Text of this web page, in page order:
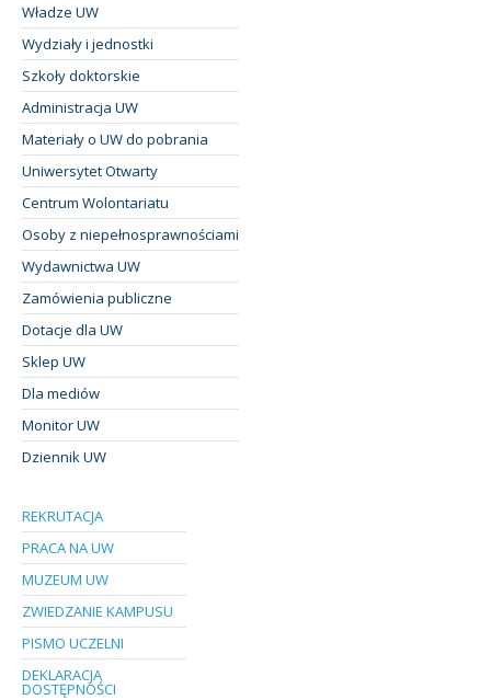
Władze UW
Wydziały i jednostki
Szkoły doktorskie
Administracja UW
Materiały o UW do pobrania
Uniwersytet Otwarty
Centrum Wolontariatu
Osoby z niepełnosprawnościami
Wydawnictwa UW
Zamówienia publiczne
Dotacje dla UW
Sklep UW
Dla mediów
Monitor UW
Dziennik UW
REKRUTACJA
PRACA NA UW
MUZEUM UW
ZWIEDZANIE KAMPUSU
PISMO UCZELNI
DEKLARACJA
DOSTĘPNOŚCI